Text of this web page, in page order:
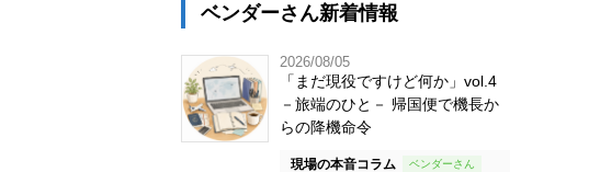
ベンダーさん新着情報
2026/08/05
「まだ現役ですけど何か」vol.4
－旅端のひと－ 帰国便で機長か
らの降機命令
現場の本音コラム